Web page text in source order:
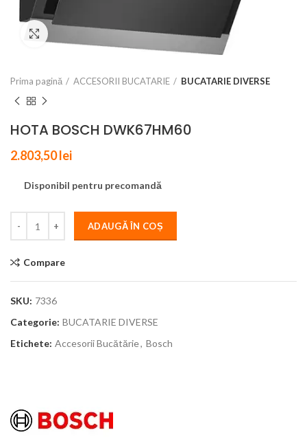
Prima pagină ACCESORII BUCATARIE BUCATARIE DIVERSE
HOTA BOSCH DWK67HM60
2.803,50lei
Disponibil pentru precomandă
ADAUGĂ ÎN COȘ
Compare
SKU: 7336
Categorie: BUCATARIE DIVERSE
Etichete: Accesorii Bucătărie, Bosch